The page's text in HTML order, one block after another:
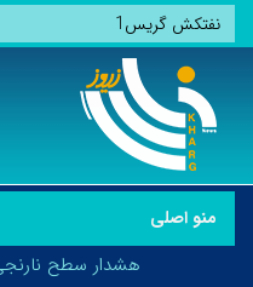
منو اصلی
هشدار سطح